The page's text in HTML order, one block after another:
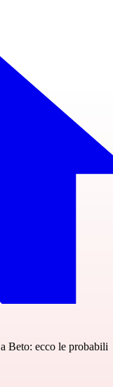
Beto: ecco le probabili